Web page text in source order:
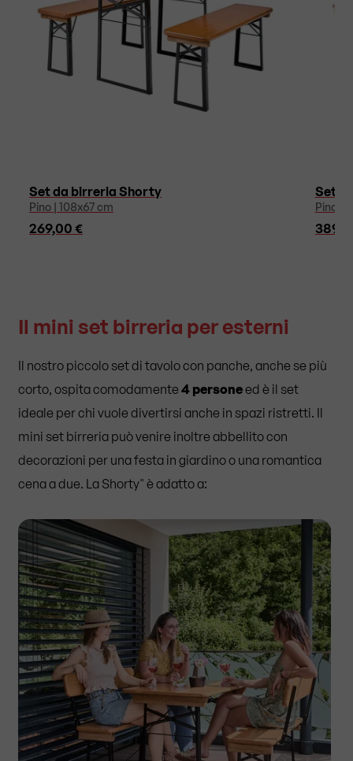
Set da birreria Shorty
Pino | 108x67 cm
269,00 €
Set
Pino |
Il mini set birreria per esterni
Il nostro piccolo set di tavolo con panche, anche se più
corto, ospita comodamente 4 personeed è il set
ideale per chi vuole divertirsi anche in spazi ristretti. Il
mini set birreria può venire inoltre abbellito con
decorazioni per una festa in giardino o una romantica
cena a due. La Shorty" è adatto a: